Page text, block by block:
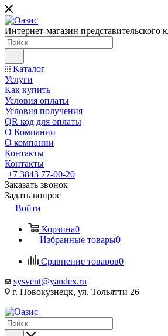
Интернет-магазин представительского
Каталог
Услуги
Как купить
Условия оплаты
Условия получения
QR код для оплаты
О Компании
О компании
Контакты
Контакты
+7 3843 77-00-20
Заказать звонок
Задать вопрос
Войти
Корзина0
Избранные товары0
Сравнение товаров0
sysvent@yandex.ru
г. Новокузнецк, ул. Тольятти 26